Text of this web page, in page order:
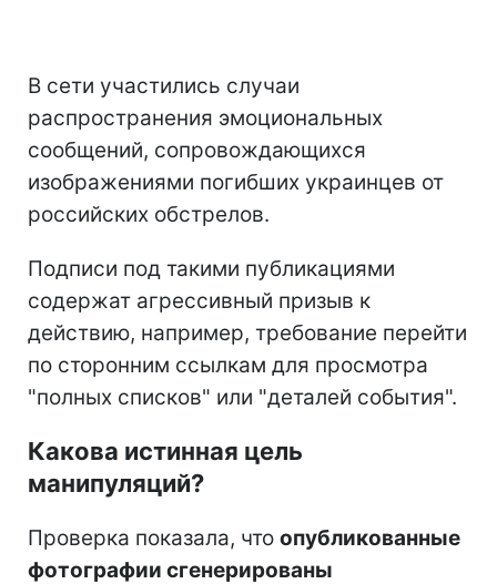
В сети участились случаи
распространения эмоциональных
сообщений, сопровождающихся
изображениями погибших украинцев от
российских обстрелов.
Подписи под такими публикациями
содержат агрессивный призыв к
действию, например, требование перейти
по сторонним ссылкам для просмотра
"полных списков" или "деталей события".
Какова истинная цель
манипуляций?
Проверка показала, что опубликованные
фотографии сгенерированы